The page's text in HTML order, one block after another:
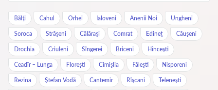
Bălţi Cahul Orhei Ialoveni Anenii Noi Ungheni
Soroca Străşeni Călăraşi Comrat Edineţ Căuşeni
Drochia Criuleni Sîngerei Briceni Hînceşti
Ceadîr – Lunga Floreşti Cimişlia Făleşti Nisporeni
Rezina Ştefan Vodă Cantemir Rîşcani Teleneşti